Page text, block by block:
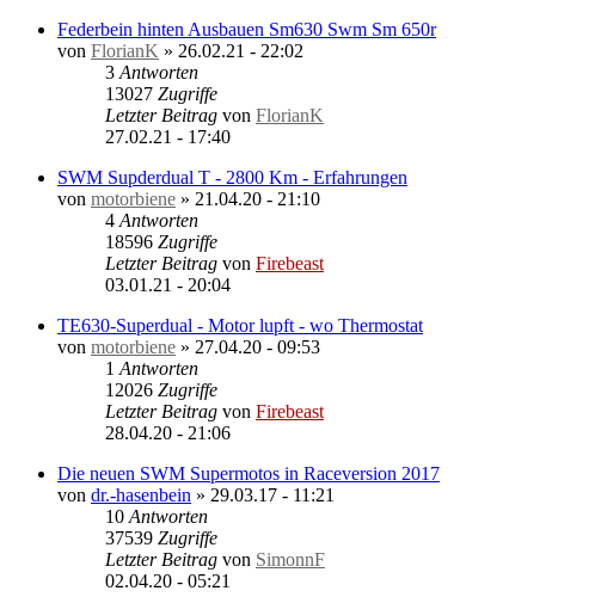
Federbein hinten Ausbauen Sm630 Swm Sm 650r
von FlorianK » 26.02.21 - 22:02
3 Antworten
13027 Zugriffe
Letzter Beitrag von FlorianK
27.02.21 - 17:40
SWM Supderdual T - 2800 Km - Erfahrungen
von motorbiene » 21.04.20 - 21:10
4 Antworten
18596 Zugriffe
Letzter Beitrag von Firebeast
03.01.21 - 20:04
TE630-Superdual - Motor lupft - wo Thermostat
von motorbiene » 27.04.20 - 09:53
1 Antworten
12026 Zugriffe
Letzter Beitrag von Firebeast
28.04.20 - 21:06
Die neuen SWM Supermotos in Raceversion 2017
von dr.-hasenbein » 29.03.17 - 11:21
10 Antworten
37539 Zugriffe
Letzter Beitrag von SimonnF
02.04.20 - 05:21